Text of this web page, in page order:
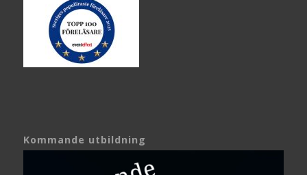
Kommande utbildning